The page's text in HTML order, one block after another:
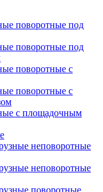
поворотные под
поворотные под
поворотные с
поворотные с
с площадочным
неповоротные
неповоротные
поворотные